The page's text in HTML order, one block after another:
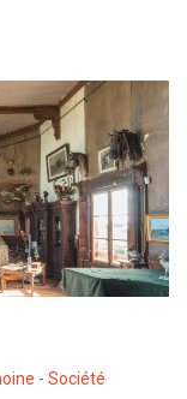
- Société